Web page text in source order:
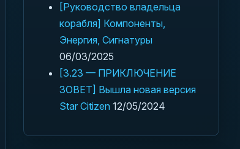
[Руководство владельца
корабля] Компоненты,
Энергия, Сигнатуры
06/03/2025
[3.23 — ПРИКЛЮЧЕНИЕ
ЗОВЕТ] Вышла новая версия
Star Citizen 12/05/2024